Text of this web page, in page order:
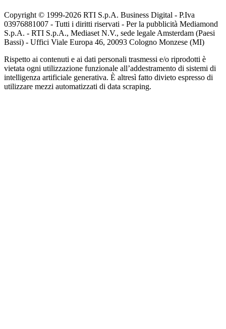
Copyright © 1999-2026 RTI S.p.A. Business Digital - P.Iva
03976881007 - Tutti i diritti riservati - Per la pubblicità Mediamond
S.p.A. - RTI S.p.A., Mediaset N.V., sede legale Amsterdam (Paesi
Bassi) - Uffici Viale Europa 46, 20093 Cologno Monzese (MI)
Rispetto ai contenuti e ai dati personali trasmessi e/o riprodotti è
vietata ogni utilizzazione funzionale all’addestramento di sistemi di
intelligenza artificiale generativa. È altresì fatto divieto espresso di
utilizzare mezzi automatizzati di data scraping.